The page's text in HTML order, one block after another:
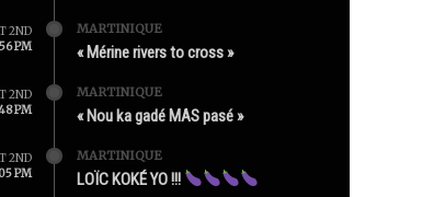
2ND
PM
MARTINIQUE
« Mérine rivers to cross »
2ND
PM
MARTINIQUE
« Nou ka gadé MAS pasé »
2ND
PM
MARTINIQUE
LOÏC KOKÉ YO !!!